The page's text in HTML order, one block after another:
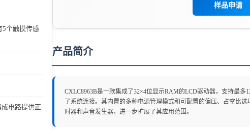
5个触摸传感
电路提供正
样品申请
产品简介
CXLC8963B是一款集成了32×4位显示RAM的LCD驱动器，支持最
了系统连接。其内置的多种电源管理模式和可配置的偏压、占空比
时器和声音发生器，进一步扩展了其应用范围。